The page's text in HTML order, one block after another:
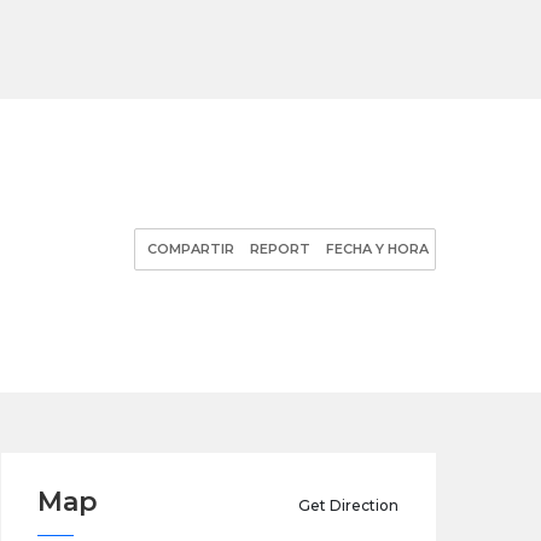
COMPARTIR REPORT FECHA Y HORA
Map Get Direction